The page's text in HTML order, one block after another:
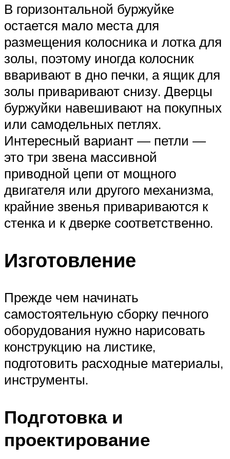
В горизонтальной буржуйке
остается мало места для
размещения колосника и лотка для
золы, поэтому иногда колосник
вваривают в дно печки, а ящик для
золы приваривают снизу. Дверцы
буржуйки навешивают на покупных
или самодельных петлях.
Интересный вариант — петли —
это три звена массивной
приводной цепи от мощного
двигателя или другого механизма,
крайние звенья привариваются к
стенка и к дверке соответственно.
Изготовление
Прежде чем начинать
самостоятельную сборку печного
оборудования нужно нарисовать
конструкцию на листике,
подготовить расходные материалы,
инструменты.
Подготовка и
проектирование